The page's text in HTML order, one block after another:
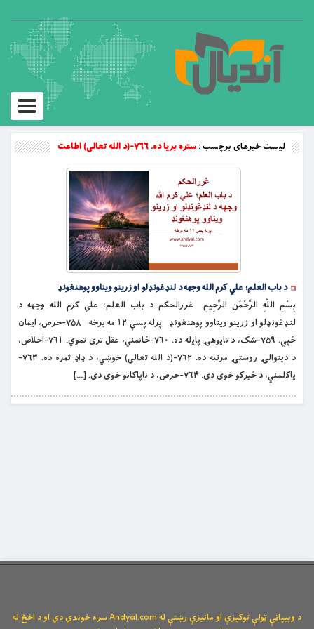
Toggle
لیست خبرهای برچسب :ستره بریا ده. ۷۶۶-(د الله تعالی) اطاعت
د باب العلم؛ علي کرم الله وجهه د لنډغونډلو او زرینو ویناوو پوهنغونډ
بِسْمِ اللَّهِ الرَّحْمَنِ الرَّحِيمِ غررالحکم د باب العلم؛ علي کرم الله وجهه د
لنډغونډلو او زرینو ویناوو پوهنغونډ پرله پسې ۱۲ مه برخه ۷۵۸-حرص، ایمان
ځپي. ۷۵۹-شک، د ناپوهۍ پایله ده. ۷۶۰-ځانمني، عقل تری تموي. ۷۶۱-اخلاص،
د دینوالۍ روستۍ مرتبه ده. ۷۶۲-(د الله تعالی) خوښي، د ډاډ ثمره ده. ۷۶۳-
پاکلمني، د ځيرکو خوی دی. ۷۶۴-حرص، د ناپاکانو خوی دی. […]
د وېبپاڼې ټولې توکیزې او مانیزې رښتې له Andyal.com سره خوندي دي او د اخځ له